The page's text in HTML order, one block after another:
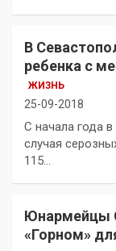
В
ребенка с
ЖИЗНЬ
25-09-2018
С начала года
случая
115…
Юнармейцы
«Горном»